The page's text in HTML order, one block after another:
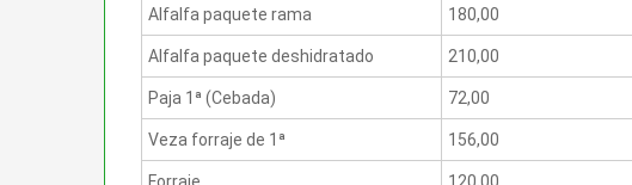
Alfalfa paquete rama 180,00
Alfalfa paquete deshidratado 210,00
Paja 1ª (Cebada) 72,00
Veza forraje de 1ª 156,00
Forraje 120,00